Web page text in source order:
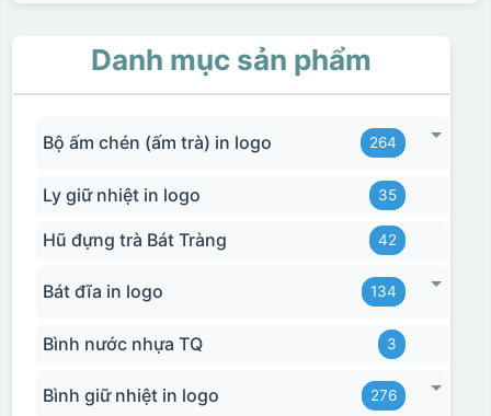
Danh mục sản phẩm
Bộ ấm chén (ấm trà) in logo 264
Ly giữ nhiệt in logo 35
Hũ đựng trà Bát Tràng 42
Bát đĩa in logo 134
Bình nước nhựa TQ 3
Bình giữ nhiệt in logo 276